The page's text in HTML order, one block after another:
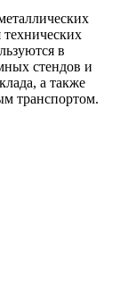
в
стендов и
а также
транспортом.